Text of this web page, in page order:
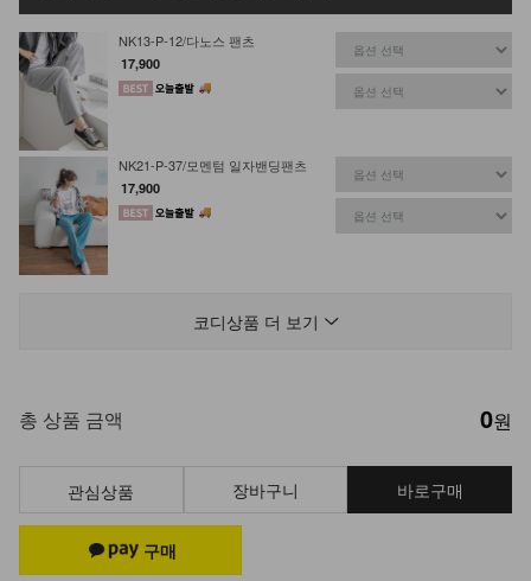
NK13-P-12/다노스 팬츠
17,900
NK21-P-37/모멘텀 일자밴딩팬츠
17,900
20%
코디상품 더 보기
총 상품 금액 0원
관심상품 장바구니 바로구매